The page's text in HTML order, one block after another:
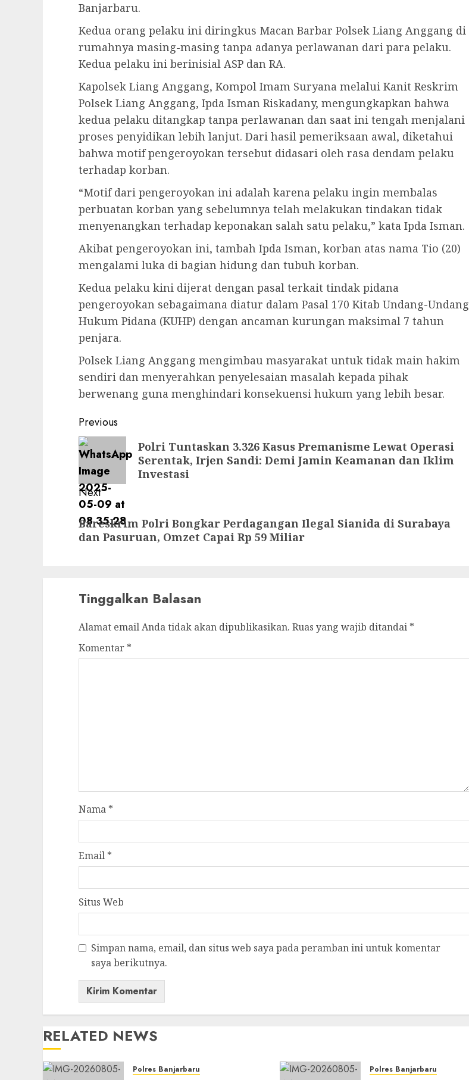
Banjarbaru.
Kedua orang pelaku ini diringkus Macan Barbar Polsek Liang Anggang di
rumahnya masing-masing tanpa adanya perlawanan dari para pelaku.
Kedua pelaku ini berinisial ASP dan RA.
Kapolsek Liang Anggang, Kompol Imam Suryana melalui Kanit Reskrim
Polsek Liang Anggang, Ipda Isman Riskadany, mengungkapkan bahwa
kedua pelaku ditangkap tanpa perlawanan dan saat ini tengah menjalani
proses penyidikan lebih lanjut. Dari hasil pemeriksaan awal, diketahui
bahwa motif pengeroyokan tersebut didasari oleh rasa dendam pelaku
terhadap korban.
“Motif dari pengeroyokan ini adalah karena pelaku ingin membalas
perbuatan korban yang sebelumnya telah melakukan tindakan tidak
menyenangkan terhadap keponakan salah satu pelaku,” kata Ipda Isman.
Akibat pengeroyokan ini, tambah Ipda Isman, korban atas nama Tio (20)
mengalami luka di bagian hidung dan tubuh korban.
Kedua pelaku kini dijerat dengan pasal terkait tindak pidana
pengeroyokan sebagaimana diatur dalam Pasal 170 Kitab Undang-Undang
Hukum Pidana (KUHP) dengan ancaman kurungan maksimal 7 tahun
penjara.
Polsek Liang Anggang mengimbau masyarakat untuk tidak main hakim
sendiri dan menyerahkan penyelesaian masalah kepada pihak
berwenang guna menghindari konsekuensi hukum yang lebih besar.
Previous
Polri Tuntaskan 3.326 Kasus Premanisme Lewat Operasi
Serentak, Irjen Sandi: Demi Jamin Keamanan dan Iklim
Investasi
Next
Bareskrim Polri Bongkar Perdagangan Ilegal Sianida di Surabaya
dan Pasuruan, Omzet Capai Rp 59 Miliar
Tinggalkan Balasan
Alamat email Anda tidak akan dipublikasikan. Ruas yang wajib ditandai *
Komentar *
Nama *
Email *
Situs Web
Simpan nama, email, dan situs web saya pada peramban ini untuk komentar
saya berikutnya.
RELATED NEWS
Polres Banjarbaru Polres Banjarbaru